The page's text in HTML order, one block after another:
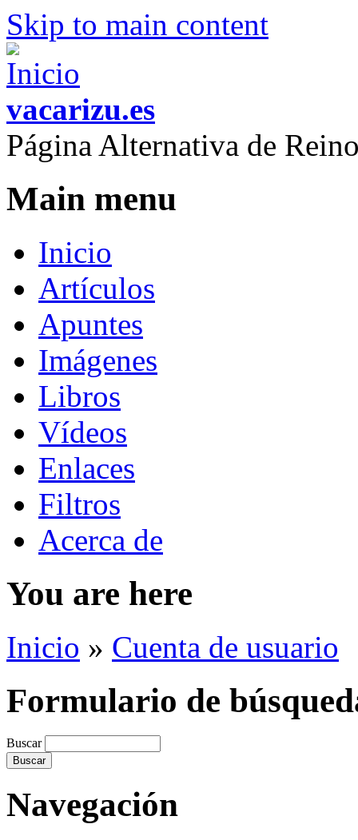
Skip to main content
vacarizu.es
Página Alternativa de
Main menu
Inicio
Artículos
Apuntes
Imágenes
Libros
Vídeos
Enlaces
Filtros
Acerca de
You are here
Inicio » Cuenta de usuario
Formulario de
Buscar
Navegación